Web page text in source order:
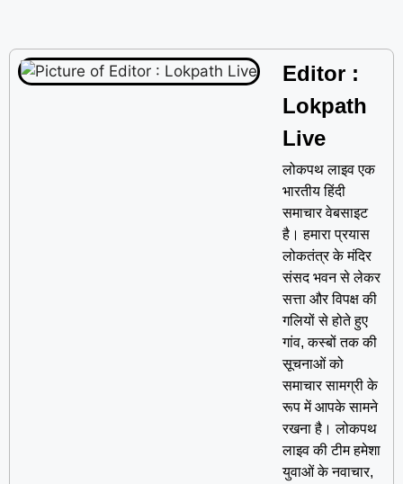
Editor :
Lokpath
Live
लोकपथ लाइव एक
भारतीय हिंदी
समाचार वेबसाइट
है। हमारा प्रयास
लोकतंत्र के मंदिर
संसद भवन से लेकर
सत्ता और विपक्ष की
गलियों से होते हुए
गांव, कस्बों तक की
सूचनाओं को
समाचार सामग्री के
रूप में आपके सामने
रखना है। लोकपथ
लाइव की टीम हमेशा
युवाओं के नवाचार,